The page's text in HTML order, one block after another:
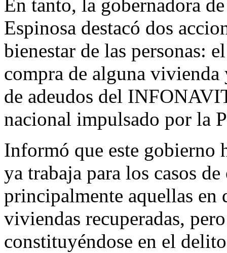
En tanto, la gobernadora
Espinosa destacó dos
bienestar de las personas:
compra de alguna
de adeudos del
nacional impulsado por la
Informó que este gobierno
ya trabaja para los casos
principalmente aquellas en
viviendas recuperadas,
constituyéndose en el